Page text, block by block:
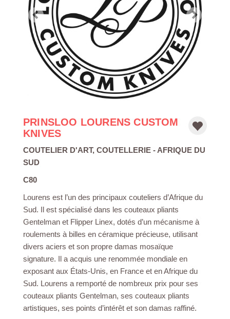
PRINSLOO LOURENS CUSTOM
KNIVES
COUTELIER D'ART, COUTELLERIE - AFRIQUE DU
SUD
C80
Lourens est l’un des principaux couteliers d’Afrique du
Sud. Il est spécialisé dans les couteaux pliants
Gentelman et Flipper Linex, dotés d’un mécanisme à
roulements à billes en céramique précieuse, utilisant
divers aciers et son propre damas mosaïque
signature. Il a acquis une renommée mondiale en
exposant aux États-Unis, en France et en Afrique du
Sud. Lourens a remporté de nombreux prix pour ses
couteaux pliants Gentelman, ses couteaux pliants
artistiques, ses points d’intérêt et son damas raffiné.